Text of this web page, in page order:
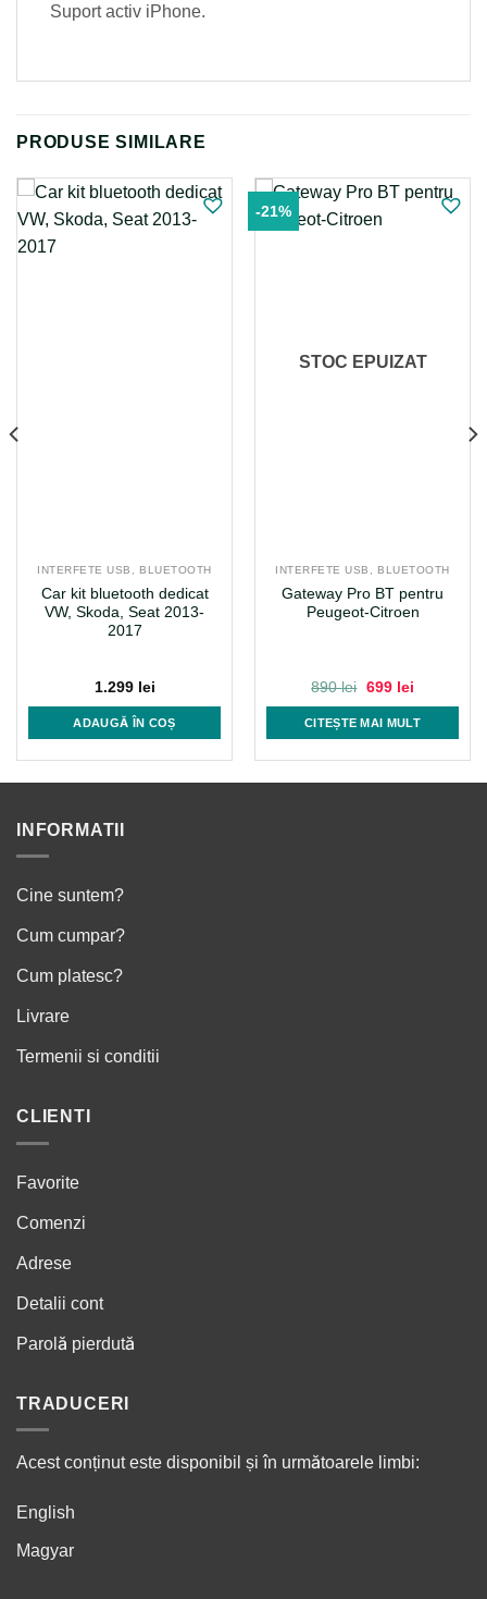
Suport activ iPhone.
PRODUSE SIMILARE
INTERFETE USB, BLUETOOTH
Car kit bluetooth dedicat
VW, Skoda, Seat 2013-
2017
1.299 lei
ADAUGĂ ÎN COȘ
-21%
STOC EPUIZAT
INTERFETE USB, BLUETOOTH
Gateway Pro BT pentru
Peugeot-Citroen
890lei Prețul
a
fost:
890 lei.
699 leiPrețul
este:
699 lei.
CITEȘTE MAI MULT
INFORMATII
Cine suntem?
Cum cumpar?
Cum platesc?
Livrare
Termenii si conditii
CLIENTI
Favorite
Comenzi
Adrese
Detalii cont
Parolă pierdută
TRADUCERI
Acest conținut este disponibil și în următoarele limbi:
English
Magyar